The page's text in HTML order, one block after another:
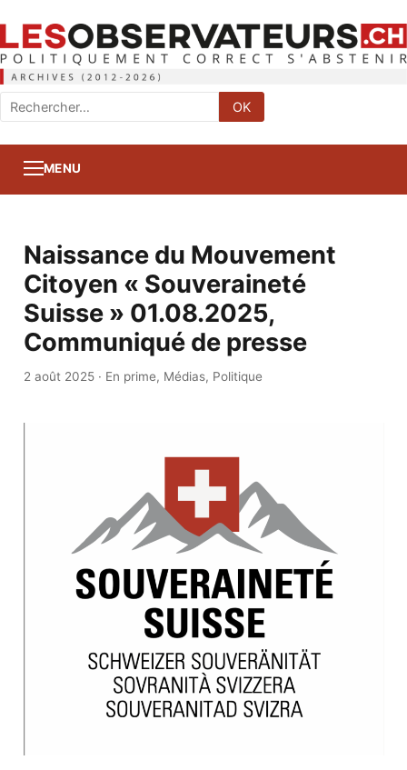
Rechercher
:
OK
MENU
Naissance du Mouvement
Citoyen « Souveraineté
Suisse » 01.08.2025,
Communiqué de presse
2 août 2025· En prime, Médias, Politique